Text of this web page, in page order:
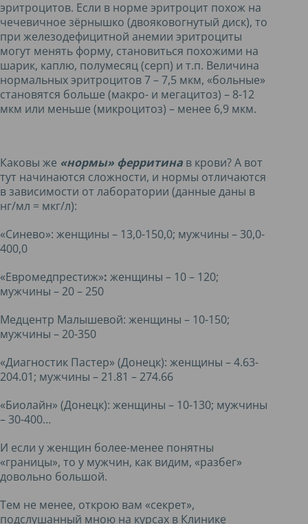
эритроцитов. Если в норме эритроцит похож на
чечевичное зёрнышко (двояковогнутый диск), то
при железодефицитной анемии эритроциты
могут менять форму, становиться похожими на
шарик, каплю, полумесяц (серп) и т.п. Величина
нормальных эритроцитов 7 – 7,5 мкм, «больные»
становятся больше (макро- и мегацитоз) – 8-12
мкм или меньше (микроцитоз) – менее 6,9 мкм.
Каковы же «нормы» ферритина в крови? А вот
тут начинаются сложности, и нормы отличаются
в зависимости от лаборатории (данные даны в
нг/мл = мкг/л):
«Синево»: женщины – 13,0-150,0; мужчины – 30,0-
400,0
«Евромедпрестиж»: женщины – 10 – 120;
мужчины – 20 – 250
Медцентр Малышевой: женщины – 10-150;
мужчины – 20-350
«Диагностик Пастер» (Донецк): женщины – 4.63-
204.01; мужчины – 21.81 – 274.66
«Биолайн» (Донецк): женщины – 10-130; мужчины
– 30-400…
И если у женщин более-менее понятны
«границы», то у мужчин, как видим, «разбег»
довольно большой.
Тем не менее, открою вам «секрет»,
подслушанный мною на курсах в Клинике